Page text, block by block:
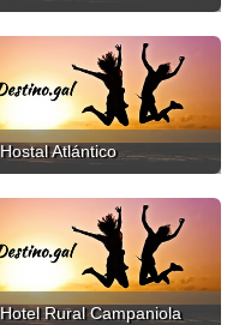
Hostal Atlántico
Hotel Rural Campaniola